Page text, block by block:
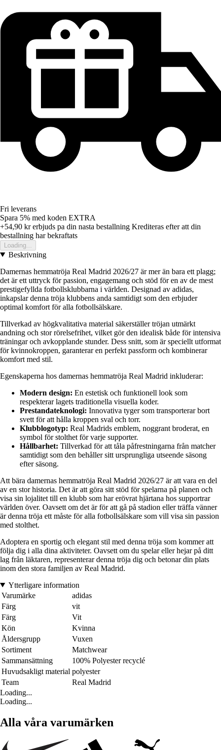
Fri leverans
Spara 5% med koden EXTRA
+54,90 krerbjuds pa din nasta bestallning Krediteras efter att din
bestallning har bekraftats
Loading...
Beskrivning
Damernas hemmatröja Real Madrid 2026/27 är mer än bara ett plagg;
det är ett uttryck för passion, engagemang och stöd för en av de mest
prestigefyllda fotbollsklubbarna i världen. Designad av adidas,
inkapslar denna tröja klubbens anda samtidigt som den erbjuder
optimal komfort för alla fotbollsälskare.
Tillverkad av högkvalitativa material säkerställer tröjan utmärkt
andning och stor rörelsefrihet, vilket gör den idealisk både för intensiva
träningar och avkopplande stunder. Dess snitt, som är speciellt utformat
för kvinnokroppen, garanterar en perfekt passform och kombinerar
komfort med stil.
Egenskaperna hos damernas hemmatröja Real Madrid inkluderar:
Modern design: En estetisk och funktionell look som
respekterar lagets traditionella visuella koder.
Prestandateknologi: Innovativa tyger som transporterar bort
svett för att hålla kroppen sval och torr.
Klubblogotyp: Real Madrids emblem, noggrant broderat, en
symbol för stolthet för varje supporter.
Hållbarhet: Tillverkad för att tåla påfrestningarna från matcher
samtidigt som den behåller sitt ursprungliga utseende säsong
efter säsong.
Att bära damernas hemmatröja Real Madrid 2026/27 är att vara en del
av en stor historia. Det är att göra sitt stöd för spelarna på planen och
visa sin lojalitet till en klubb som har erövrat hjärtana hos supportrar
världen över. Oavsett om det är för att gå på stadion eller träffa vänner
är denna tröja ett måste för alla fotbollsälskare som vill visa sin passion
med stolthet.
Adoptera en sportig och elegant stil med denna tröja som kommer att
följa dig i alla dina aktiviteter. Oavsett om du spelar eller hejar på ditt
lag från läktaren, representerar denna tröja dig och betonar din plats
inom den stora familjen av Real Madrid.
Ytterligare information
Varumärke
adidas
Färg
vit
Färg
Vit
Kön
Kvinna
Åldersgrupp
Vuxen
Sortiment
Matchwear
Sammansättning
100% Polyester recyclé
Huvudsakligt material polyester
Team
Real Madrid
Loading...
Loading...
Alla våra varumärken